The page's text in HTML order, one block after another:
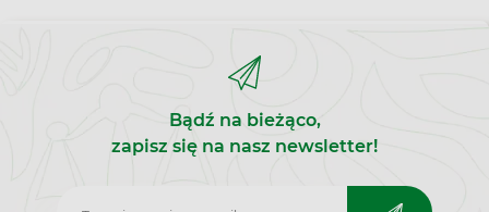
Bądź na bieżąco,
zapisz się na nasz newsletter!